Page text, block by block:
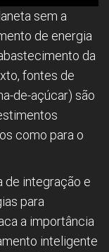
sem a
de energia
da
fontes de
de-açúcar) são
como para o
de integração e
para
a importância
inteligente